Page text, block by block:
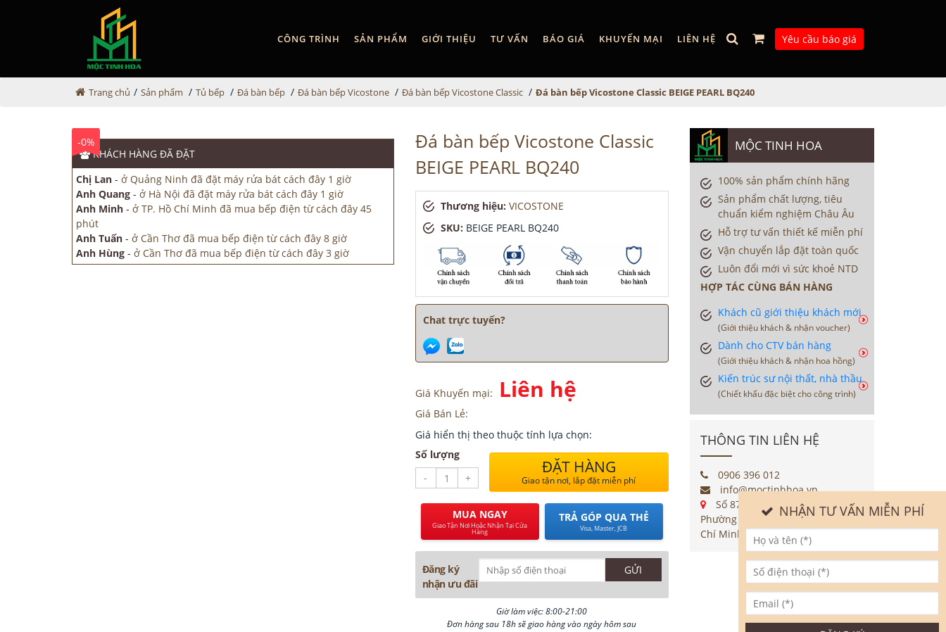
CÔNG TRÌNH SẢN PHẨM GIỚI THIỆU TƯ VẤN BÁO GIÁ KHUYẾN MẠI LIÊN HỆ Yêu cầu báo giá
Trang chủ / Sản phẩm / Tủ bếp / Đá bàn bếp / Đá bàn bếp Vicostone / Đá bàn bếp Vicostone Classic / Đá bàn bếp Vicostone Classic BEIGE PEARL BQ240
-0%
KHÁCH HÀNG ĐÃ ĐẶT
Chị Lan - ở Quảng Ninh đã đặt máy rửa bát cách đây 1 giờ
Anh Quang - ở Hà Nội đã đặt máy rửa bát cách đây 1 giờ
Anh Minh - ở TP. Hồ Chí Minh đã mua bếp điện từ cách đây 45
phút
Anh Tuấn - ở Cần Thơ đã mua bếp điện từ cách đây 8 giờ
Anh Hùng - ở Cần Thơ đã mua bếp điện từ cách đây 3 giờ
Đá bàn bếp Vicostone Classic
BEIGE PEARL BQ240
Thương hiệu: VICOSTONE
SKU: BEIGE PEARL BQ240
Chat trực tuyến?
Giá Khuyến mại: Liên hệ
Giá Bán Lẻ:
Giá hiển thị theo thuộc tính lựa chọn:
Số lượng
-
+
ĐẶT HÀNG
Giao tận nơi, lắp đặt miễn phí
MUA NGAY
Giao Tận Nơi Hoặc Nhận Tại Cửa
Hàng
TRẢ GÓP QUA THẺ
Visa, Master, JCB
Đăng ký
nhận ưu đãi
Giờ làm việc: 8:00-21:00
Đơn hàng sau 18h sẽ giao hàng vào ngày hôm sau
MỘC TINH HOA
100% sản phẩm chính hãng
Sản phẩm chất lượng, tiêu
chuẩn kiểm nghiệm Châu Âu
Hỗ trợ tư vấn thiết kế miễn phí
Vận chuyển lắp đặt toàn quốc
Luôn đổi mới vì sức khoẻ NTD
HỢP TÁC CÙNG BÁN HÀNG
Khách cũ giới thiệu khách mới
(Giới thiệu khách & nhận voucher)
Dành cho CTV bán hàng
(Giới thiệu khách & nhận hoa hồng)
Kiến trúc sư nội thất, nhà thầu
(Chiết khấu đặc biệt cho công trình)
THÔNG TIN LIÊN HỆ
0906 396 012
info@moctinhhoa.vn
Số 877 Huỳnh Tấn Phát,
Phường Phú Thuận, Quận 7, Tp Hồ
Chí Minh
NHẬN TƯ VẤN MIỄN PHÍ